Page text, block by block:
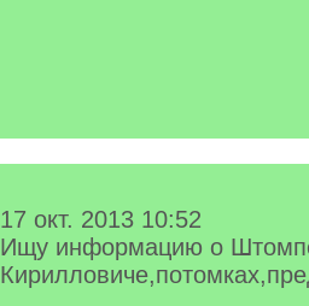
17 окт. 2013 10:52
Ищу информацию о